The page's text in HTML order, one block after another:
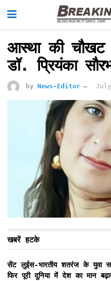
आस्था की चौखट
डॉ. प्रियंका
by News-Editor
खबरें हटके
सेंट लुईस-भारतीय शतरंज के युवा
फिर पूरी दुनिया में देश का मान